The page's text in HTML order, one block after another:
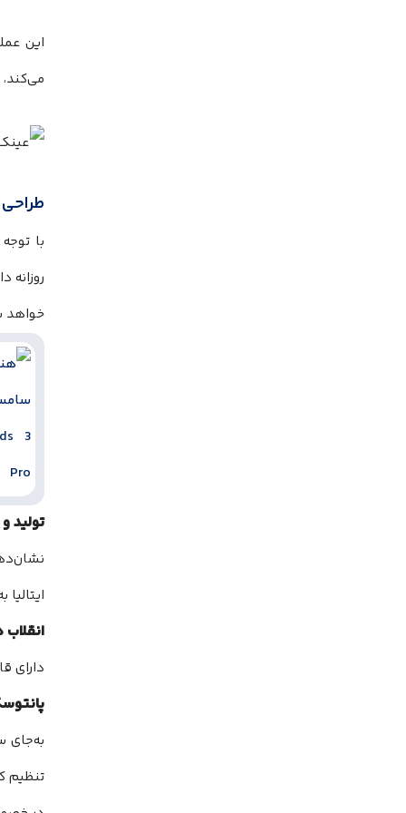
این
خواهد
تولید
دارای
به‌جای
تنظیم